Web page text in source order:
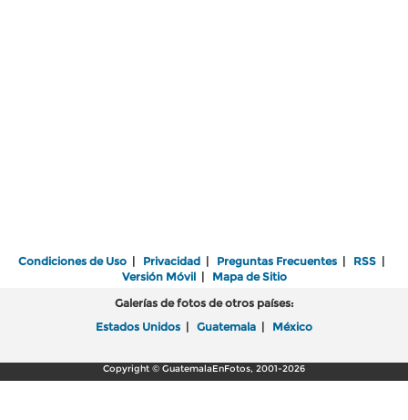
Condiciones de Uso Privacidad Preguntas Frecuentes RSS
Versión Móvil| Mapa de Sitio
Galerías de fotos de otros países:
Estados Unidos
Guatemala México
Copyright © GuatemalaEnFotos, 2001-2026